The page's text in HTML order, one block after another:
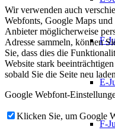
F-
E-
F-
Wir verwenden auch
Webfonts, Google Maps
Anbieter möglicherweise
Adresse sammeln, können
Sie, dass dies die
Website stark
sobald Sie die Seite neu
Google Webfont-
Klicken Sie, um Google